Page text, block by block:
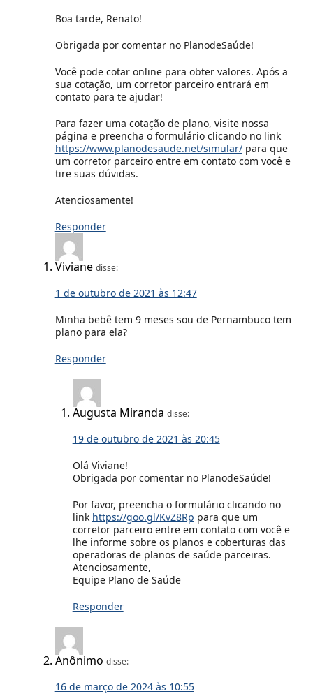
Boa tarde, Renato!
Obrigada por comentar no PlanodeSaúde!
Você pode cotar online para obter valores. Após a
sua cotação, um corretor parceiro entrará em
contato para te ajudar!
Para fazer uma cotação de plano, visite nossa
página e preencha o formulário clicando no link
https://www.planodesaude.net/simular/para que
um corretor parceiro entre em contato com você e
tire suas dúvidas.
Atenciosamente!
Responder
Viviane disse:
1 de outubro de 2021 às 12:47
Minha bebê tem 9 meses sou de Pernambuco tem
plano para ela?
Responder
Augusta Miranda disse:
19 de outubro de 2021 às 20:45
Olá Viviane!
Obrigada por comentar no PlanodeSaúde!
Por favor, preencha o formulário clicando no
link https://goo.gl/KvZ8Rp para que um
corretor parceiro entre em contato com você e
lhe informe sobre os planos e coberturas das
operadoras de planos de saúde parceiras.
Atenciosamente,
Equipe Plano de Saúde
Responder
Anônimo disse:
16 de março de 2024 às 10:55